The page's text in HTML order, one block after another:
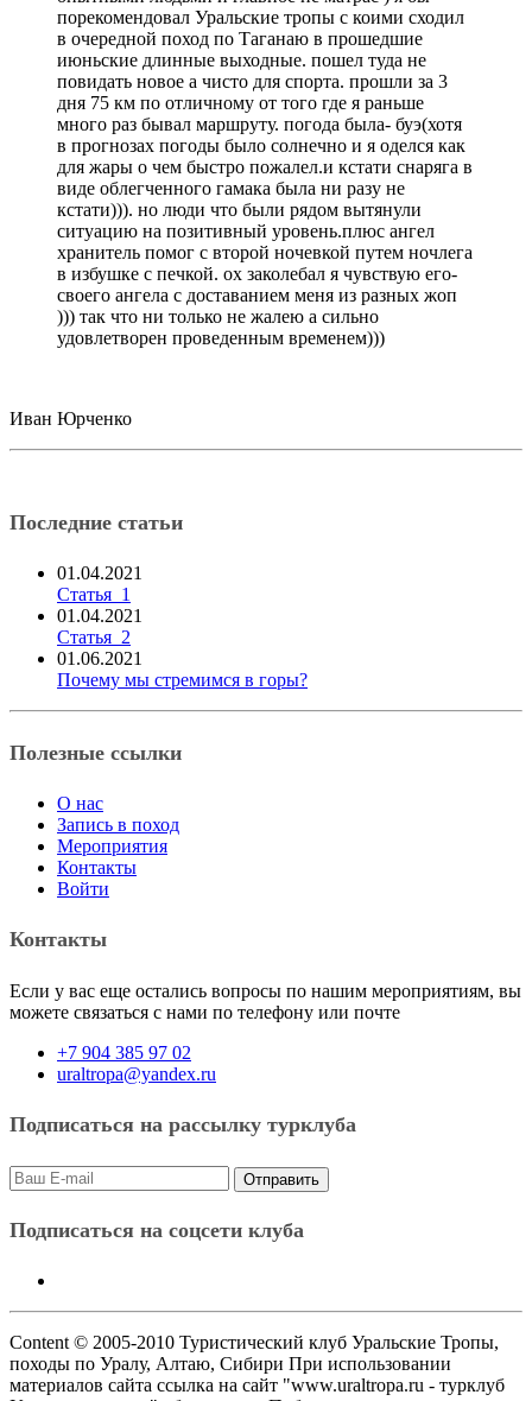
порекомендовал Уральские тропы с коими сходил
в очередной поход по Таганаю в прошедшие
июньские длинные выходные. пошел туда не
повидать новое а чисто для спорта. прошли за 3
дня 75 км по отличному от того где я раньше
много раз бывал маршруту. погода была- буэ(хотя
в прогнозах погоды было солнечно и я оделся как
для жары о чем быстро пожалел.и кстати снаряга в
виде облегченного гамака была ни разу не
кстати))). но люди что были рядом вытянули
ситуацию на позитивный уровень.плюс ангел
хранитель помог с второй ночевкой путем ночлега
в избушке с печкой. ох заколебал я чувствую его-
своего ангела с доставанием меня из разных жоп
))) так что ни только не жалею а сильно
удовлетворен проведенным временем)))
Иван Юрченко
Последние статьи
01.04.2021
Статья_1
01.04.2021
Статья_2
01.06.2021
Почему мы стремимся в горы?
Полезные ссылки
О нас
Запись в поход
Мероприятия
Контакты
Войти
Контакты
Если у вас еще остались вопросы по нашим мероприятиям, вы
можете связаться с нами по телефону или почте
+7 904 385 97 02
uraltropa@yandex.ru
Подписаться на рассылку турклуба
Подписаться на соцсети клуба
Content © 2005-2010 Туристический клуб Уральские Тропы,
походы по Уралу, Алтаю, Сибири При использовании
материалов сайта ссылка на сайт "www.uraltropa.ru - турклуб